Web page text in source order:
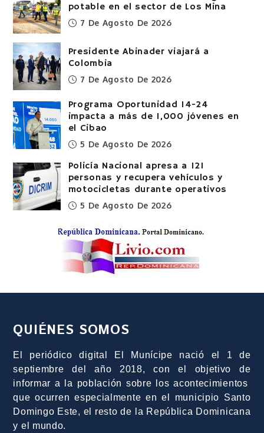
potable en el sector de Los Mina
7 De Agosto De 2026
Presidente Abinader viajará a
Colombia
7 De Agosto De 2026
Programa Oportunidad 14-24
impacta a más de 1,000 jóvenes en
el Cibao
5 De Agosto De 2026
Policía Nacional apresa a 121
personas y recupera vehículos y
motocicletas durante operativos
5 De Agosto De 2026
QUIÉNES SOMOS
El periódico digital El Munícipe nació el 1 de
septiembre del año 2018, con el objetivo de
informar a la población sobre los acontecimientos
que ocurren especialmente en el municipio Santo
Domingo Este, el resto de la República Dominicana
y el mundo.